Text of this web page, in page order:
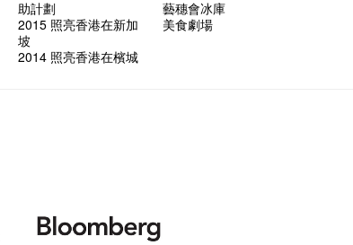
助計劃
2015 照亮香港在新加
坡
2014 照亮香港在檳城
藝穗會冰庫
美食劇場